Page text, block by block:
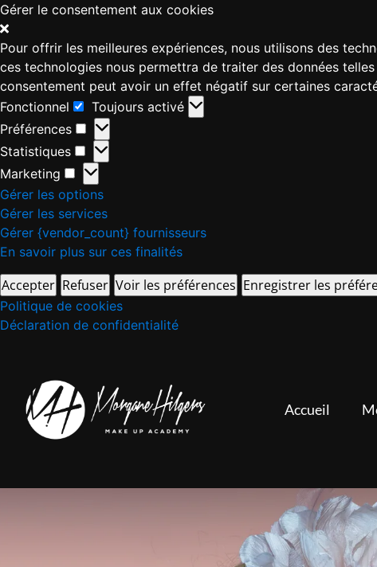
Gérer le consentement aux cookies
Pour offrir les meilleures expériences, nous utilisons des
ces technologies nous permettra de traiter des données
consentement peut avoir un effet négatif sur certaines
Fonctionnel
Toujours activé
Préférences
Statistiques
Marketing
Gérer les options
Gérer les services
Gérer {vendor_count} fournisseurs
En savoir plus sur ces finalités
Accepter Refuser Voir les préférences Enregistrer les
Politique de cookies
Déclaration de confidentialité
Accueil